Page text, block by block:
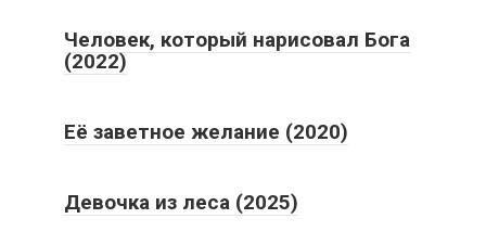
Человек, который нарисовал Бога
(2022)
Её заветное желание (2020)
Девочка из леса (2025)